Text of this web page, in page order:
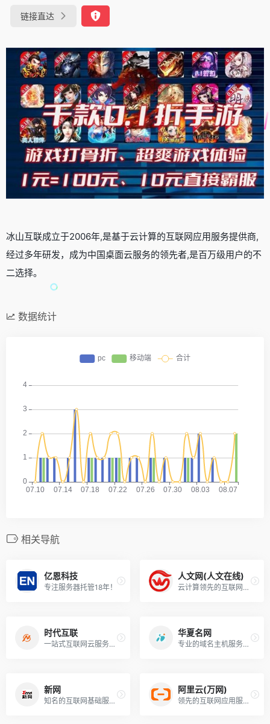
链接直达
冰山互联成立于2006年,是基于云计算的互联网应用服务提供商,
经过多年研发，成为中国桌面云服务的领先者,是百万级用户的不
二选择。
数据统计
相关导航
亿恩科技
专注服务器托管18年！
人文网(人文在线)
云计算领先的互联网服务提供商！
时代互联
一站式互联网云服务商！
华夏名网
专业的域名主机服务商！
新网
知名的互联网基础服务提供商！
阿里云(万网)
领先的互联网应用服务提供商！